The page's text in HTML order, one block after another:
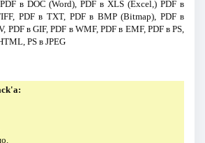
в DOC (Word), PDF в XLS (Excel,) PDF в
PDF в TXT, PDF в BMP (Bitmap), PDF в
PDF в GIF, PDF в WMF, PDF в EMF, PDF в PS,
PS в JPEG